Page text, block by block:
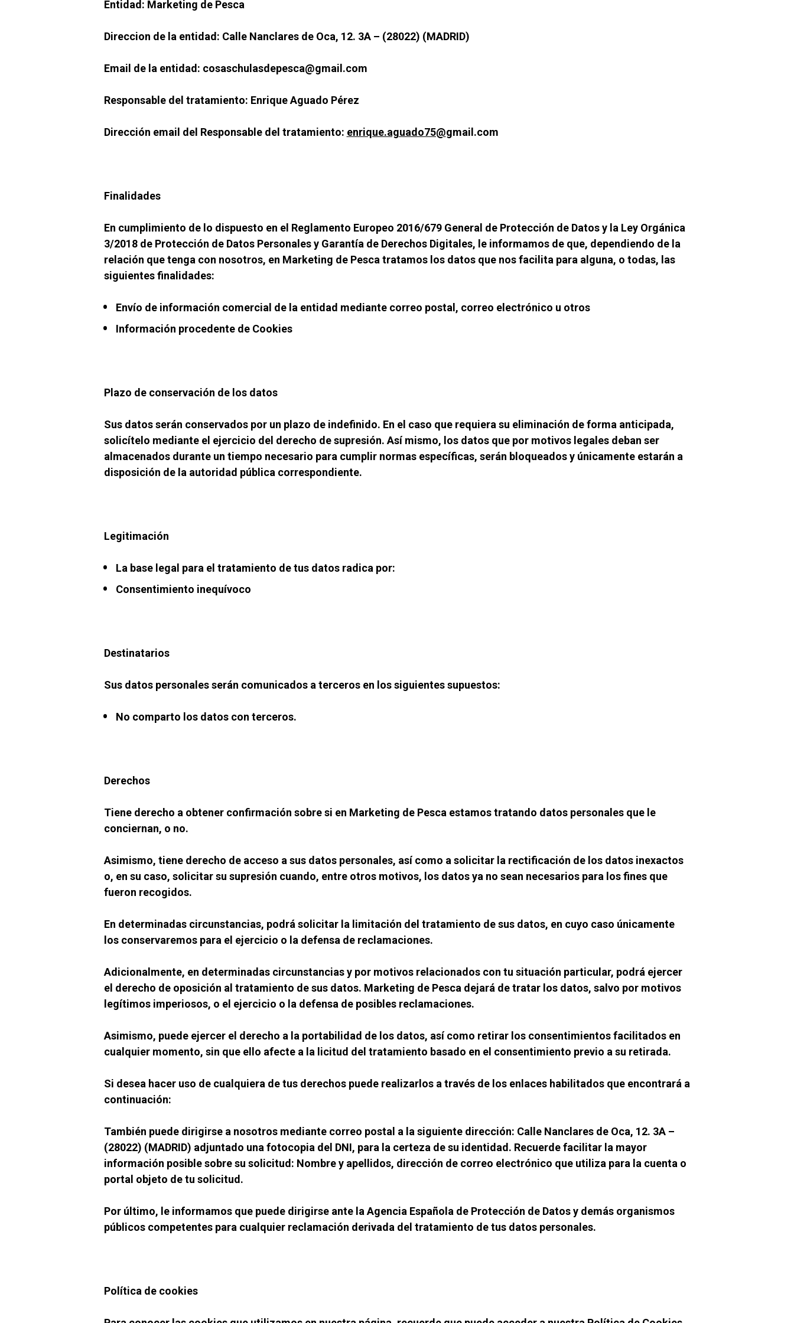
Entidad: Marketing de Pesca
Direccion de la entidad: Calle Nanclares de Oca, 12. 3A – (28022) (MADRID)
Email de la entidad: cosaschulasdepesca@gmail.com
Responsable del tratamiento: Enrique Aguado Pérez
Dirección email del Responsable del tratamiento: enrique.aguado75@gmail.com
Finalidades
En cumplimiento de lo dispuesto en el Reglamento Europeo 2016/679 General de Protección de Datos y la Ley Orgánica
3/2018 de Protección de Datos Personales y Garantía de Derechos Digitales, le informamos de que, dependiendo de la
relación que tenga con nosotros, en Marketing de Pesca tratamos los datos que nos facilita para alguna, o todas, las
siguientes finalidades:
Envío de información comercial de la entidad mediante correo postal, correo electrónico u otros
Información procedente de Cookies
Plazo de conservación de los datos
Sus datos serán conservados por un plazo de indefinido. En el caso que requiera su eliminación de forma anticipada,
solicítelo mediante el ejercicio del derecho de supresión. Así mismo, los datos que por motivos legales deban ser
almacenados durante un tiempo necesario para cumplir normas específicas, serán bloqueados y únicamente estarán a
disposición de la autoridad pública correspondiente.
Legitimación
La base legal para el tratamiento de tus datos radica por:
Consentimiento inequívoco
Destinatarios
Sus datos personales serán comunicados a terceros en los siguientes supuestos:
No comparto los datos con terceros.
Derechos
Tiene derecho a obtener confirmación sobre si en Marketing de Pesca estamos tratando datos personales que le
conciernan, o no.
Asimismo, tiene derecho de acceso a sus datos personales, así como a solicitar la rectificación de los datos inexactos
o, en su caso, solicitar su supresión cuando, entre otros motivos, los datos ya no sean necesarios para los fines que
fueron recogidos.
En determinadas circunstancias, podrá solicitar la limitación del tratamiento de sus datos, en cuyo caso únicamente
los conservaremos para el ejercicio o la defensa de reclamaciones.
Adicionalmente, en determinadas circunstancias y por motivos relacionados con tu situación particular, podrá ejercer
el derecho de oposición al tratamiento de sus datos. Marketing de Pesca dejará de tratar los datos, salvo por motivos
legítimos imperiosos, o el ejercicio o la defensa de posibles reclamaciones.
Asimismo, puede ejercer el derecho a la portabilidad de los datos, así como retirar los consentimientos facilitados en
cualquier momento, sin que ello afecte a la licitud del tratamiento basado en el consentimiento previo a su retirada.
Si desea hacer uso de cualquiera de tus derechos puede realizarlos a través de los enlaces habilitados que encontrará a
continuación:
También puede dirigirse a nosotros mediante correo postal a la siguiente dirección: Calle Nanclares de Oca, 12. 3A –
(28022) (MADRID) adjuntado una fotocopia del DNI, para la certeza de su identidad. Recuerde facilitar la mayor
información posible sobre su solicitud: Nombre y apellidos, dirección de correo electrónico que utiliza para la cuenta o
portal objeto de tu solicitud.
Por último, le informamos que puede dirigirse ante la Agencia Española de Protección de Datos y demás organismos
públicos competentes para cualquier reclamación derivada del tratamiento de tus datos personales.
Política de cookies